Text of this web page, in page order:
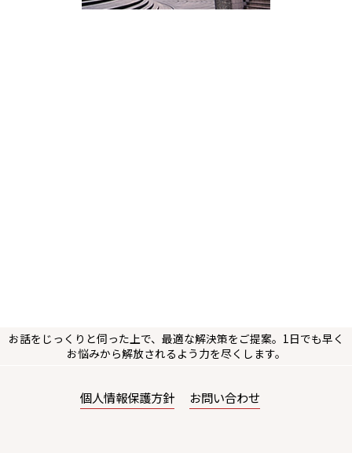
お話をじっくりと伺った上で、最適な解決策をご提案。1日でも早く
お悩みから解放されるよう力を尽くします。
個人情報保護方針 お問い合わせ